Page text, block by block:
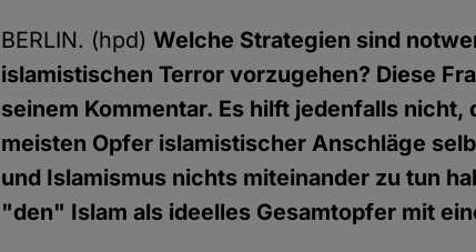
BERLIN. (hpd)Welche Strategien sind
islamistischen Terror vorzugehen? Diese
seinem Kommentar. Es hilft jedenfalls
meisten Opfer islamistischer Anschläge
und Islamismus nichts miteinander zu tun
"den" Islam als ideelles Gesamtopfer mit